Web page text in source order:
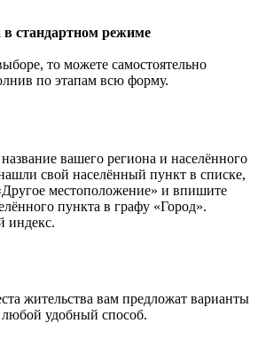
в стандартном режиме
то можете самостоятельно
по этапам всю форму.
вашего региона и населённого
свой населённый пункт в списке,
местоположение» и впишите
пункта в графу «Город».
индекс.
жительства вам предложат варианты
удобный способ.